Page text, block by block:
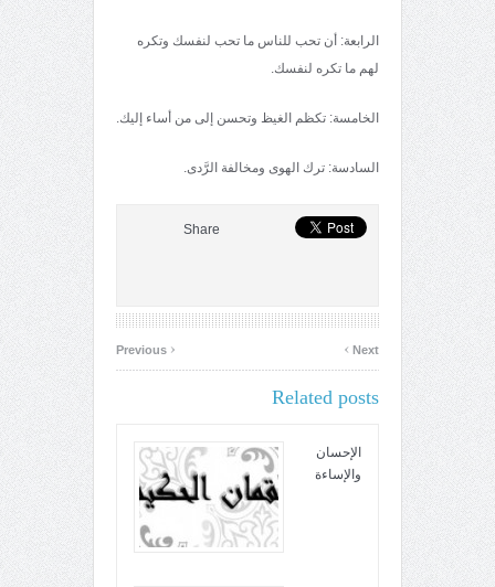
الرابعة: أن تحب للناس ما تحب لنفسك وتكره
لهم ما تكره لنفسك.
الخامسة: تكظم الغيظ وتحسن إلى من أساء إليك.
السادسة: ترك الهوى ومخالفة الرَّدى.
Share
‹ Next
›
Related posts
الإحسان
والإساءة